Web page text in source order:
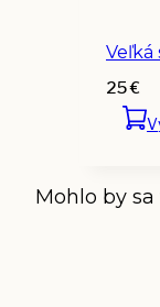
Veľká
25€
Mohlo by